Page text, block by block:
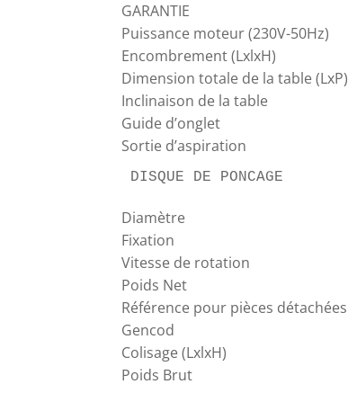
GARANTIE
Puissance moteur (230V-50Hz)
Encombrement (LxlxH)
Dimension totale de la table (LxP)
Inclinaison de la table
Guide d’onglet
Sortie d’aspiration
DISQUE DE PONCAGE
Diamètre
Fixation
Vitesse de rotation
Poids Net
Référence pour pièces détachées
Gencod
Colisage (LxlxH)
Poids Brut